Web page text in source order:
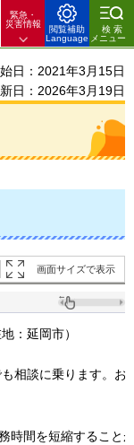
緊急・
災害情報
閲覧補助
Language
検索
メニュー
日：2021年3月15日
日：2026年3月19日
画面サイズで表示
：延岡市）
相談に乗ります。お
時間を短縮すること